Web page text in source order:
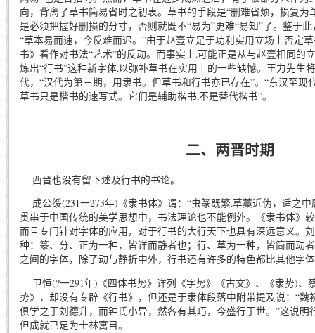
向，背离了草书简易省时之初衷。草书的手段是“删难省烦，损复为
是必须把握好删损的分寸，否则就既不“易为”更难“易知”了。鉴于
“草本易而速，今反难而迟。”由于赵壹立足于功利实用立场上否定
书》看作对书法“艺术”的反动。而事实上.可能正是从与赵壹相同的
炼出“行书”这种新字体.以弥补草书在实用上的一些缺憾。王力先生
代，“汉代为第三期，用隶书。但草书和行书亦已存在”。“东汉至现
草书只是楷书的速写式。它们是辅助楷书,不是替代楷书”。
二、两晋时期
西晋也没有留下述及行书的书论。
成公绥(231一273年)《隶书体》谓：“虫篆既繁.草藁近伪，适之
贯串于中国传统的美学思想中，书法理论也不能例外。《隶书体》
而且专门针对字体的应用，对于行书的大行天下也具有深远意义。
种：篆、分、正为一种，皆详而静者也；行、草为一种，皆简而动
之间的字体，除了动与静折中外，行书还有许多的特色都比其他字
卫恒(?一291年)《四体书势》详列《字势》《古文》、《隶势)、
势》，却没有专辟《行书》，但还是于隶体段落中附带提及说：“魏
俱学之于刘德升，而钟氏小异，然各有其巧，今盛行于世。”这说明
但成就已足为士林寓目。